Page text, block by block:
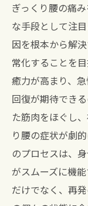
ぎっくり腰の痛
な手段として注
因を根本から解
常化することを
癒力が高まり、
回復が期待でき
た筋肉をほぐし
り腰の症状が劇
のプロセスは、
がスムーズに機
だけでなく、再